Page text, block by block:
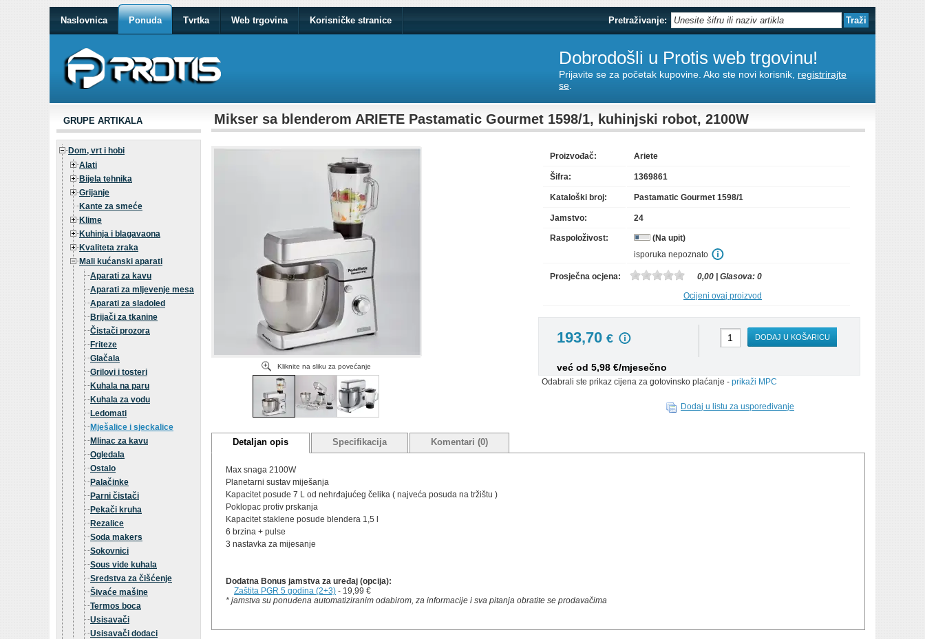
Naslovnica Ponuda Tvrtka Web trgovina Korisničke stranice Pretraživanje:
Dobrodošli u Protis web trgovinu!
Prijavite se za početak kupovine. Ako ste novi korisnik, registrirajte
se
GRUPE ARTIKALA
Dom, vrt i hobi
Alati
Bijela tehnika
Grijanje
Kante za smeće
Klime
Kuhinja i blagavaona
Kvaliteta zraka
Mali kućanski aparati
Aparati za kavu
Aparati za mljevenje mesa
Aparati za sladoled
Brijači za tkanine
Čistači prozora
Friteze
Glačala
Grilovi i tosteri
Kuhala na paru
Kuhala za vodu
Ledomati
Mješalice i sjeckalice
Mlinac za kavu
Ogledala
Ostalo
Palačinke
Parni čistači
Pekači kruha
Rezalice
Soda makers
Sokovnici
Sous vide kuhala
Sredstva za čišćenje
Šivaće mašine
Termos boca
Usisavači
Usisavači dodaci
Mikser sa blenderom ARIETE Pastamatic Gourmet 1598/1, kuhinjski robot, 2100W
Kliknite na sliku za povećanje
Proizvođač: Ariete
Šifra: 1369861
Kataloški broj: Pastamatic Gourmet 1598/1
Jamstvo: 24
Raspoloživost:
(Na upit)
isporuka nepoznato
Prosječna ocjena: 0,00 | Glasova: 0
Ocijeni ovaj proizvod
193,70 €
već od 5,98 €/mjesečno
DODAJ U KOŠARICU
Odabrali ste prikaz cijena za gotovinsko plaćanje - prikaži MPC
Dodaj u listu za uspoređivanje
Detaljan opis Specifikacija Komentari (0)
Max snaga 2100W
Planetarni sustav miješanja
Kapacitet posude 7 L od nehrđajućeg čelika ( najveća posuda na tržištu )
Poklopac protiv prskanja
Kapacitet staklene posude blendera 1,5 l
6 brzina + pulse
3 nastavka za mijesanje
Dodatna Bonus jamstva za uređaj (opcija):
Zaštita PGR 5 godina (2+3) - 19,99 €
* jamstva su ponuđena automatiziranim odabirom, za informacije i sva pitanja obratite se prodavačima